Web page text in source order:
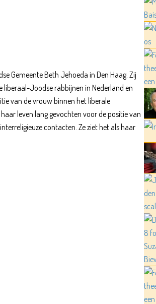
Gemeente Beth Jehoeda in Den Haag. Zij
liberaal-Joodse rabbijnen in Nederland en
van de vrouw binnen het liberale
leven lang gevochten voor de positie van
contacten. Ze ziet het als haar